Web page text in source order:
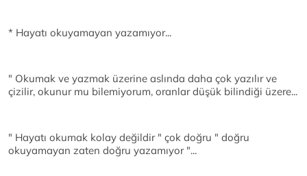
* Hayatı okuyamayan yazamıyor...
" Okumak ve yazmak üzerine aslında daha çok yazılır ve
çizilir, okunur mu bilemiyorum, oranlar düşük bilindiği üzere...
" Hayatı okumak kolay değildir " çok doğru " doğru
okuyamayan zaten doğru yazamıyor "...